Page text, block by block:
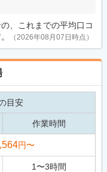
、これまでの平均口コ
（2026年08月07日時点）
目安
作業時間
円〜
1 〜3時間